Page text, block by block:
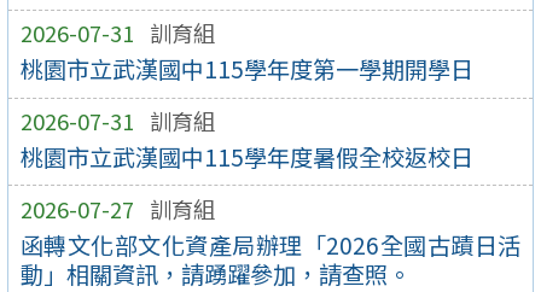
2026-07-31 訓育組
桃園市立武漢國中115學年度第一學期開學日
2026-07-31 訓育組
桃園市立武漢國中115學年度暑假全校返校日
2026-07-27 訓育組
函轉文化部文化資產局辦理「2026全國古蹟日活
動」相關資訊，請踴躍參加，請查照。